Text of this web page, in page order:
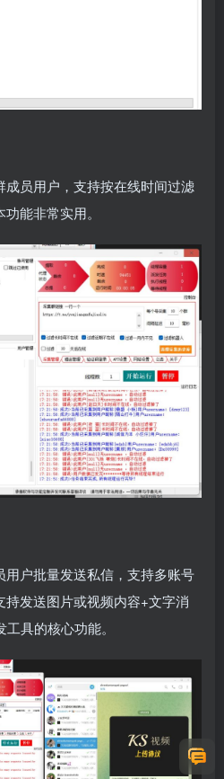
员用户，支持按在线时间过滤
能非常实用。
户批量发送私信，支持多账号
发送图片或视频内容+文字消
具的核心功能。